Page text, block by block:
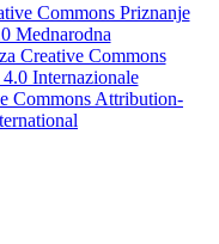
Commons Priznanje
Mednarodna
Creative Commons
Internazionale
Commons Attribution-